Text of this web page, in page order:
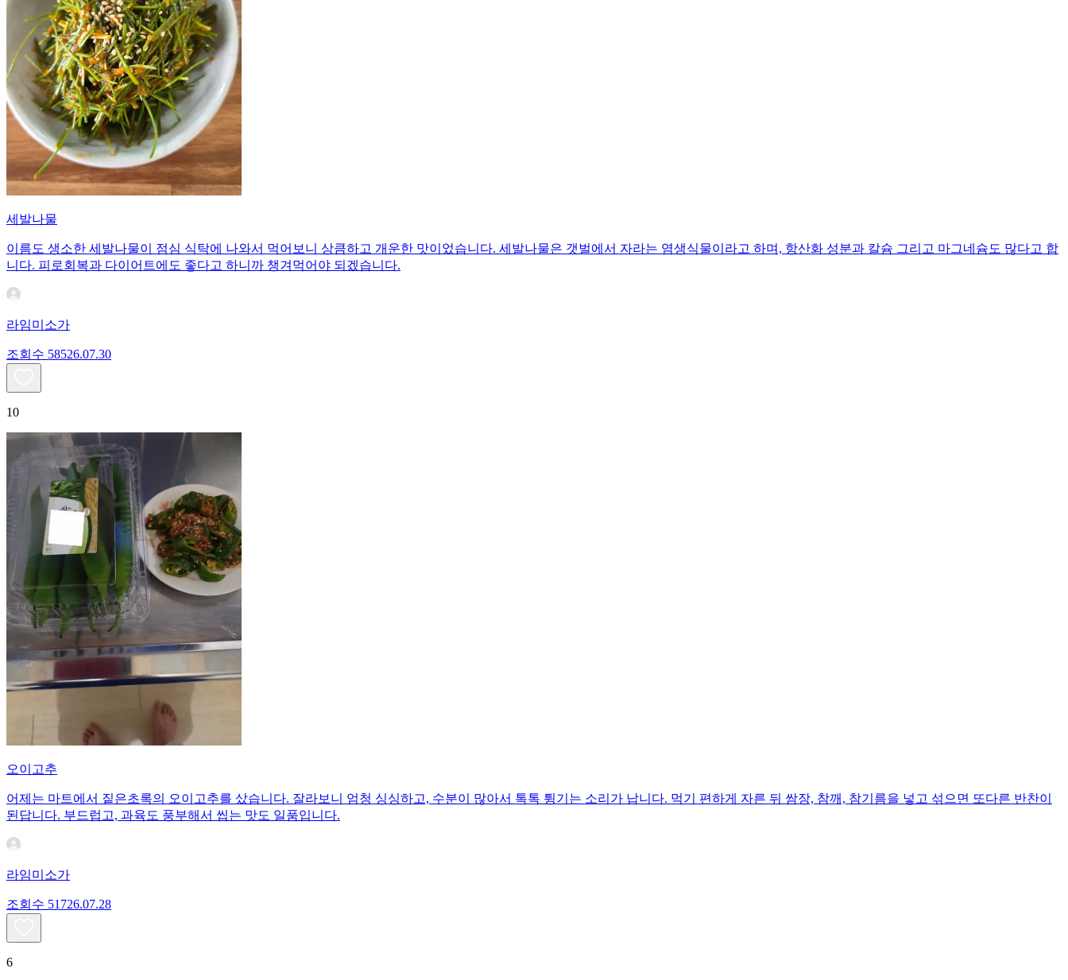
세발나물
이름도 생소한 세발나물이 점심 식탁에 나와서 먹어보니 상큼하고 개운한 맛이었습니다. 세발나물은 갯벌에서 자라는 염생식물이라고 하며, 항산화 성분과 칼슘 그리고 마그네슘도 많다고 합
니다. 피로회복과 다이어트에도 좋다고 하니까 챙겨먹어야 되겠습니다.
라임미소가
조회수 58526.07.30
10
오이고추
어제는 마트에서 짙은초록의 오이고추를 샀습니다. 잘라보니 엄청 싱싱하고, 수분이 많아서 톡톡 튕기는 소리가 납니다. 먹기 편하게 자른 뒤 쌈장, 참깨, 참기름을 넣고 섞으면 또다른 반찬이
된답니다. 부드럽고, 과육도 풍부해서 씹는 맛도 일품입니다.
라임미소가
조회수 51726.07.28
6